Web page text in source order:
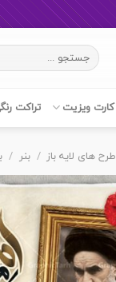
جستجو
برای:
کارت ویزیت تراکت
طرح های لایه باز / بنر /